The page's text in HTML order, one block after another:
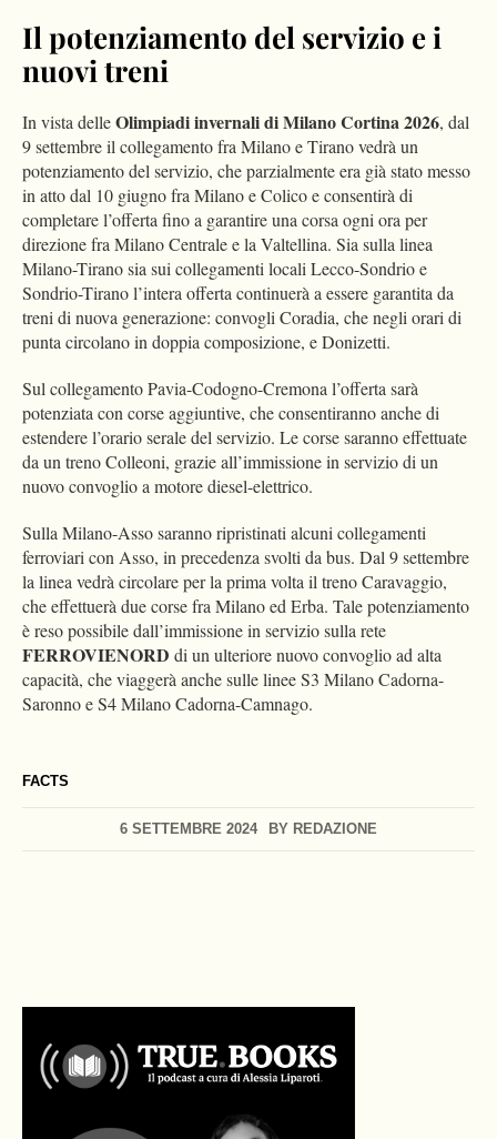
FACTS
6 SETTEMBRE 2024 BY REDAZIONE
Il potenziamento del servizio e i
nuovi treni
In vista delleOlimpiadi invernali di Milano Cortina 2026, dal
9 settembre il collegamento fra Milano e Tirano vedrà un
potenziamento del servizio, che parzialmente era già stato messo
in atto dal 10 giugno fra Milano e Colico e consentirà di
completare l’offerta fino a garantire una corsa ogni ora per
direzione fra Milano Centrale e la Valtellina. Sia sulla linea
Milano-Tirano sia sui collegamenti locali Lecco-Sondrio e
Sondrio-Tirano l’intera offerta continuerà a essere garantita da
treni di nuova generazione: convogli Coradia, che negli orari di
punta circolano in doppia composizione, e Donizetti.
Sul collegamento Pavia-Codogno-Cremona l’offerta sarà
potenziata con corse aggiuntive, che consentiranno anche di
estendere l’orario serale del servizio. Le corse saranno effettuate
da un treno Colleoni, grazie all’immissione in servizio di un
nuovo convoglio a motore diesel-elettrico.
Sulla Milano-Asso saranno ripristinati alcuni collegamenti
ferroviari con Asso, in precedenza svolti da bus. Dal 9 settembre
la linea vedrà circolare per la prima volta il treno Caravaggio,
che effettuerà due corse fra Milano ed Erba. Tale potenziamento
è reso possibile dall’immissione in servizio sulla rete
FERROVIENORD di un ulteriore nuovo convoglio ad alta
capacità, che viaggerà anche sulle linee S3 Milano Cadorna-
Saronno e S4 Milano Cadorna-Camnago.